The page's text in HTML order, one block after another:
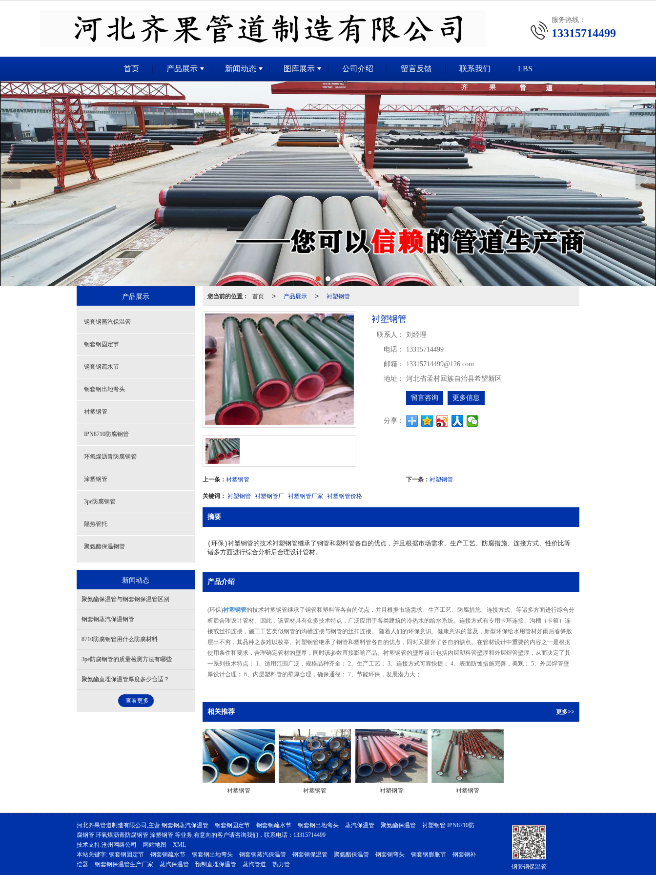
很遗憾，因您的浏览器版本过低导致无法获得最佳浏览体验，推荐下载安装谷歌浏览器！
服务热线：
13315714499
首页 产品展示 新闻动态 图库展示 公司介绍 留言反馈 联系我们 LBS
您当前的位置： 首页 > 产品展示 > 衬塑钢管
衬塑钢管
联系人：
刘经理
电话：
13315714499
邮箱：
13315714499@126.com
地址：
河北省孟村回族自治县希望新区
留言咨询 更多信息
分享：
上一条： 衬塑钢管 下一条： 衬塑钢管
关键词： 衬塑钢管 衬塑钢管厂 衬塑钢管厂家 衬塑钢管价格
摘要
(环保)衬塑钢管的技术衬塑钢管继承了钢管和塑料管各自的优点，并且根据市场需求、生产工艺、防腐措施、连接方式、性价比等
诸多方面进行综合分析后合理设计管材。
产品介绍
(环保)衬塑钢管的技术衬塑钢管继承了钢管和塑料管各自的优点，并且根据市场需求、生产工艺、防腐措施、连接方式、等诸多方面进行综合分
析后合理设计管材。因此，该管材具有众多技术特点，广泛应用于各类建筑的冷热水的给水系统。连接方式有专用卡环连接、沟槽（卡箍）连
接或丝扣连接，施工工艺类似钢管的沟槽连接与钢管的丝扣连接。 随着人们的环保意识、健康意识的普及，新型环保给水用管材如雨后春笋般
层出不穷，其品种之多难以枚举。衬塑钢管继承了钢管和塑料管各自的优点，同时又摒弃了各自的缺点。在管材设计中重要的内容之一是根据
使用条件和要求，合理确定管材的壁厚，同时该参数直接影响产品。衬塑钢管的壁厚设计包括内层塑料管壁厚和外层焊管壁厚，从而决定了其
一系列技术特点： 1、适用范围广泛，规格品种齐全； 2、生产工艺； 3、连接方式可靠快捷； 4、表面防蚀措施完善，美观； 5、外层焊管壁
厚设计合理； 6、内层塑料管的壁厚合理，确保通径； 7、节能环保，发展潜力大；
相关推荐 更多>>
衬塑钢管 衬塑钢管 衬塑钢管 衬塑钢管
产品展示
钢套钢蒸汽保温管
钢套钢固定节
钢套钢疏水节
钢套钢出地弯头
衬塑钢管
IPN8710防腐钢管
环氧煤沥青防腐钢管
涂塑钢管
3pe防腐钢管
隔热管托
聚氨酯保温钢管
新闻动态
聚氨酯保温管与钢套钢保温管区别
钢套钢蒸汽保温钢管
8710防腐钢管用什么防腐材料
3pe防腐钢管的质量检测方法有哪些
聚氨酯直埋保温管厚度多少合适？
查看更多
河北齐果管道制造有限公司,主营 钢套钢蒸汽保温管 钢套钢固定节 钢套钢疏水节 钢套钢出地弯头 蒸汽保温管 聚氨酯保温管
衬塑钢管 IPN8710防
腐钢管 环氧煤沥青防腐钢管 涂塑钢管 等业务,有意向的客户请咨询我们，联系电话：13315714499
技术支持:沧州网络公司 网站地图
XML
本站关键字: 钢套钢固定节 钢套钢疏水节 钢套钢出地弯头 钢套钢蒸汽保温管 钢套钢保温管 聚氨酯保温管 钢套钢弯头 钢套钢膨胀节
钢套钢补
偿器
钢套钢保温管生产厂家 蒸汽保温管 预制直埋保温管 蒸汽管道 热力管 钢套钢保温管